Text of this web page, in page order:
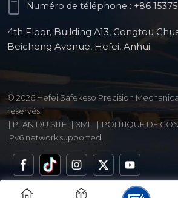
Numéro de téléphone : +86
4th Floor, Building A13, Gongtou
Beicheng Avenue, Hefei, Anhui
© 2026 Hefei Safekeso Precision
réservés.
| PLAN DU SITE | XML | POLITIQUE DE
IPv6 network supported.